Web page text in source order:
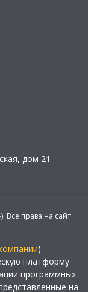
дом 21
Все права на сайт
).
платформу
программных
на